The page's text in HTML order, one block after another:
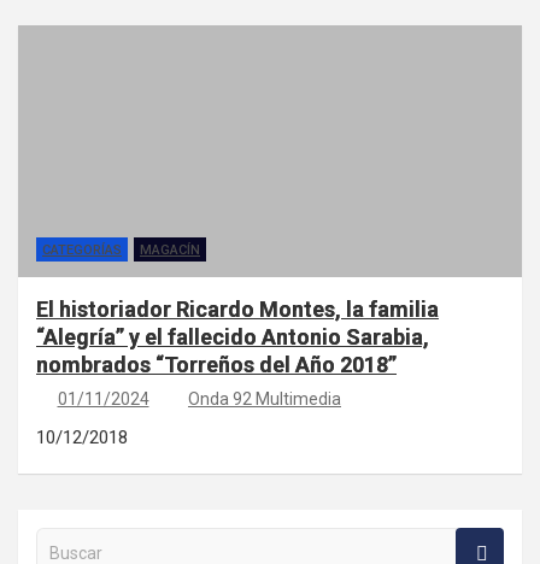
CATEGORÍAS MAGACÍN
El historiador Ricardo Montes, la familia
“Alegría” y el fallecido Antonio Sarabia,
nombrados “Torreños del Año 2018”
01/11/2024 Onda 92 Multimedia
10/12/2018
Buscar en la web